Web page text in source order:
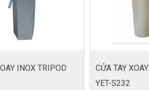
INOX TRIPOD
CỬA TAY
YET-S232